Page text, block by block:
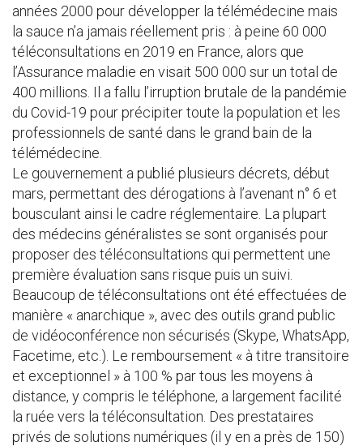
années 2000 pour développer la télémédecine mais
la sauce n’a jamais réellement pris : à peine 60 000
téléconsultations en 2019 en France, alors que
l’Assurance maladie en visait 500 000 sur un total de
400 millions. Il a fallu l’irruption brutale de la pandémie
du Covid-19 pour précipiter toute la population et les
professionnels de santé dans le grand bain de la
télémédecine.
Le gouvernement a publié plusieurs décrets, début
mars, permettant des dérogations à l’avenant n° 6 et
bousculant ainsi le cadre réglementaire. La plupart
des médecins généralistes se sont organisés pour
proposer des téléconsultations qui permettent une
première évaluation sans risque puis un suivi.
Beaucoup de téléconsultations ont été effectuées de
manière « anarchique », avec des outils grand public
de vidéoconférence non sécurisés (Skype, WhatsApp,
Facetime, etc.). Le remboursement « à titre transitoire
et exceptionnel » à 100 % par tous les moyens à
distance, y compris le téléphone, a largement facilité
la ruée vers la téléconsultation. Des prestataires
privés de solutions numériques (il y en a près de 150)